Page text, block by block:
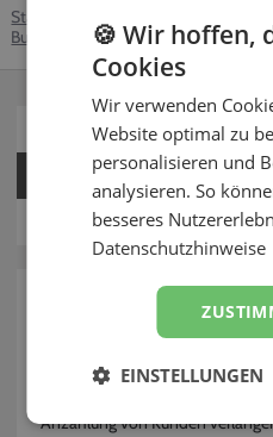
Startseite
Buchung
Gibt es eine
Für Kunden
Für Dienstleister
Anzahlung von Kunden
🍪 Wir hoffen,
Cookies
Wir verwenden
Website optimal zu
personalisieren und
analysieren. So
besseres
Datenschutzhinweise
EINSTELLUNGEN